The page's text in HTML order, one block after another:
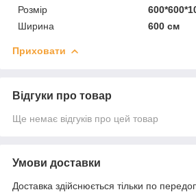
Розмір
Ширина
600 см
Приховати
Відгуки про товар
Ще немає відгуків про цей товар
Умови доставки
Доставка здійснюється тільки по